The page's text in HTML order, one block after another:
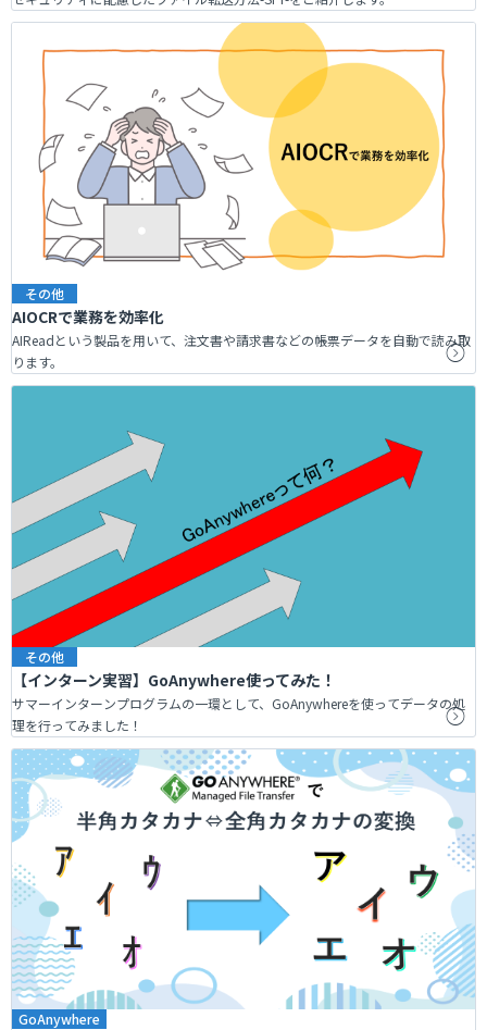
その他
AIOCRで業務を効率化
AIReadという製品を用いて、注文書や請求書などの帳票データを自動で読み取
ります。
その他
【インターン実習】GoAnywhere使ってみた！
サマーインターンプログラムの一環として、GoAnywhereを使ってデータの処
理を行ってみました！
GoAnywhere